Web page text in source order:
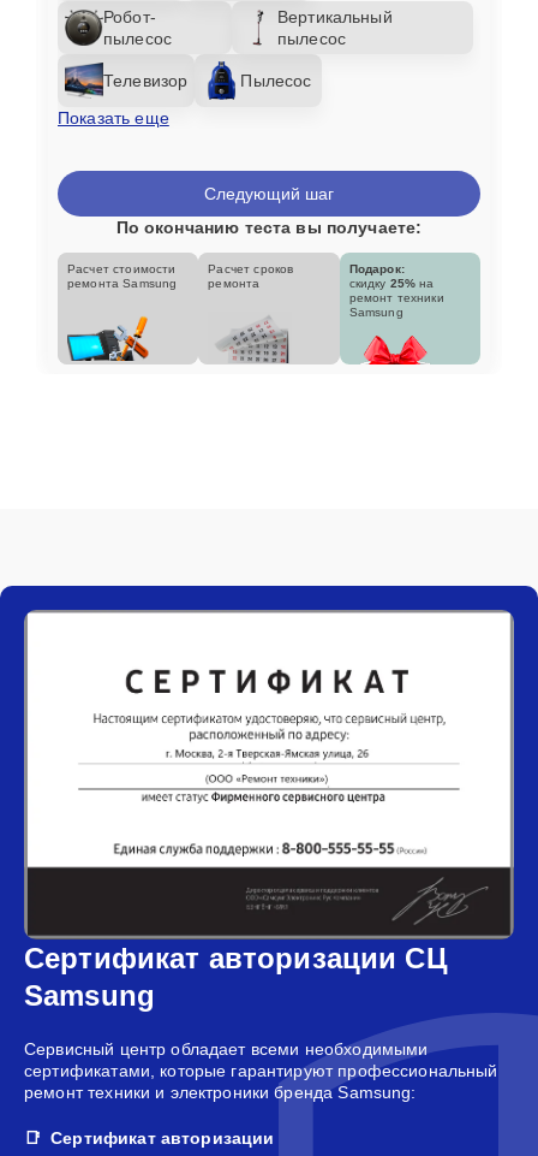
Робот-
пылесос
Вертикальный
пылесос
Телевизор
Пылесос
Показать еще
Следующий шаг
По окончанию теста вы получаете:
Расчет стоимости
ремонта Samsung
Расчет сроков
ремонта
Подарок:
скидку 25% на
ремонт техники
Samsung
Сертификат авторизации СЦ
Samsung
Сервисный центр обладает всеми необходимыми
сертификатами, которые гарантируют профессиональный
ремонт техники и электроники бренда Samsung:
Сертификат авторизации